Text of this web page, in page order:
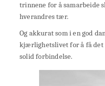
trinnene for å samarbeide
hverandres tær.
Og akkurat som i en god
kjærlighetslivet for å få det
solid forbindelse.